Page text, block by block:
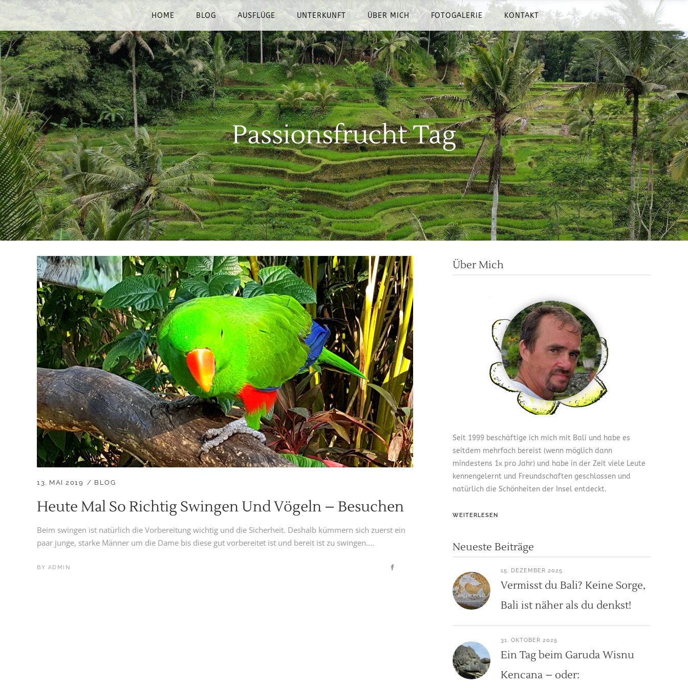
HOME BLOG AUSFLÜGE UNTERKUNFT ÜBER MICH FOTOGALERIE KONTAKT
Passionsfrucht Tag
13. MAI 2019 BLOG
Heute Mal So Richtig Swingen Und Vögeln – Besuchen
Beim swingen ist natürlich die Vorbereitung wichtig und die Sicherheit. Deshalb kümmern sich zuerst ein
paar junge, starke Männer um die Dame bis diese gut vorbereitet ist und bereit ist zu swingen....
BY ADMIN
Über Mich
Seit 1999 beschäftige ich mich mit Bali und habe es
seitdem mehrfach bereist (wenn möglich dann
mindestens 1x pro Jahr) und habe in der Zeit viele Leute
kennengelernt und Freundschaften geschlossen und
natürlich die Schönheiten der Insel entdeckt.
WEITERLESEN
Neueste Beiträge
15. DEZEMBER 2025
Vermisst du Bali? Keine Sorge,
Bali ist näher als du denkst!
31. OKTOBER 2025
Ein Tag beim Garuda Wisnu
Kencana – oder: